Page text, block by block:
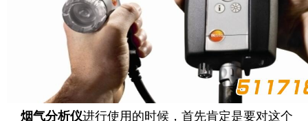
烟气分析仪进行使用的时候，首先肯定是要对这个